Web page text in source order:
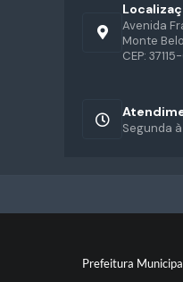
Prefeitura
Avenida
Monte
CEP:
Segunda